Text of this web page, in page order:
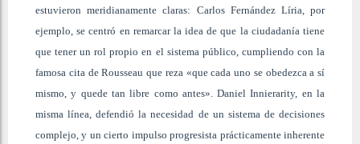
estuvieron meridianamente claras: Carlos Fernández Líria, por
ejemplo, se centró en remarcar la idea de que la ciudadanía tiene
que tener un rol propio en el sistema público, cumpliendo con la
famosa cita de Rousseau que reza «que cada uno se obedezca a sí
mismo, y quede tan libre como antes». Daniel Innierarity, en la
misma línea, defendió la necesidad de un sistema de decisiones
complejo, y un cierto impulso progresista prácticamente inherente